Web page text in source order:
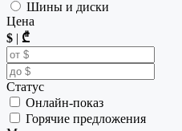
Шины и диски
Цена
$ | ₾
Статус
Онлайн-показ
Горячие предложения